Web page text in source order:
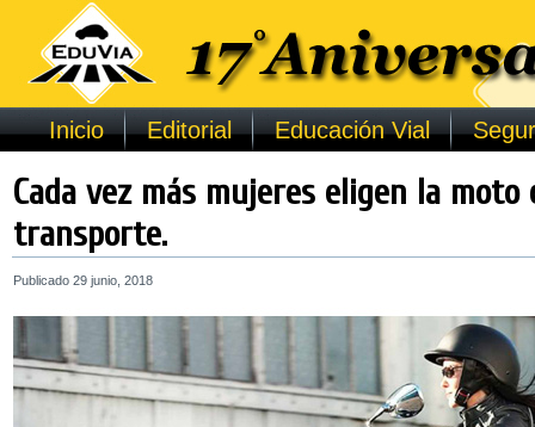
Inicio Editorial Educación Vial
Cada vez más mujeres eligen la moto
transporte.
Publicado 29 junio, 2018